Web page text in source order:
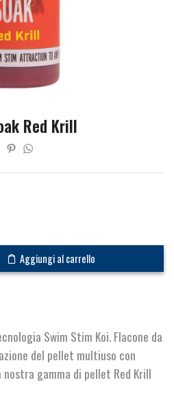
Red Krill
Aggiungi al carrello
Swim Stim Koi. Flacone da
del pellet multiuso con
gamma di pellet Red Krill